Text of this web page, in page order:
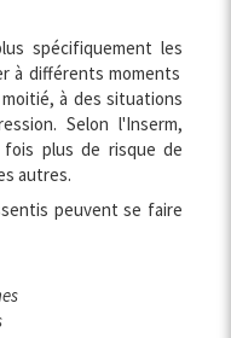
spécifiquement les
à différents moments
à des situations
Selon l'Inserm,
plus de risque de
autres.
peuvent se faire